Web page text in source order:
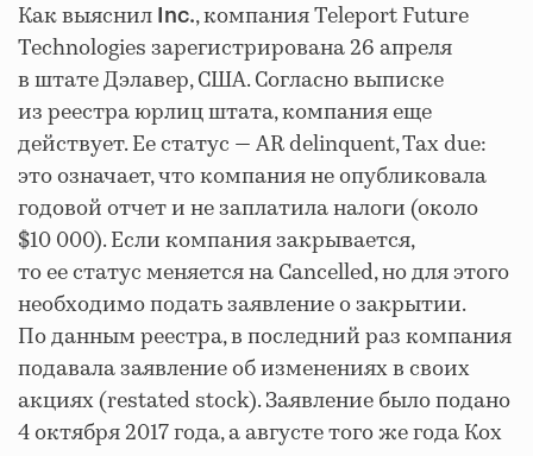
Как выяснил Inc., компания Teleport Future
Technologies зарегистрирована 26 апреля
в штате Дэлавер, США. Согласно выписке
из реестра юрлиц штата, компания еще
действует. Ее статус — AR delinquent, Tax due:
это означает, что компания не опубликовала
годовой отчет и не заплатила налоги (около
$10 000). Если компания закрывается,
то ее статус меняется на Cancelled, но для этого
необходимо подать заявление о закрытии.
По данным реестра, в последний раз компания
подавала заявление об изменениях в своих
акциях (restated stock). Заявление было подано
4 октября 2017 года, а августе того же года Кох